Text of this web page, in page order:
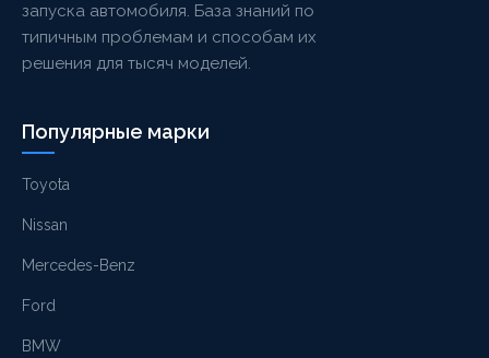
запуска автомобиля. База знаний по
типичным проблемам и способам их
решения для тысяч моделей.
Популярные марки
Toyota
Nissan
Mercedes-Benz
Ford
BMW